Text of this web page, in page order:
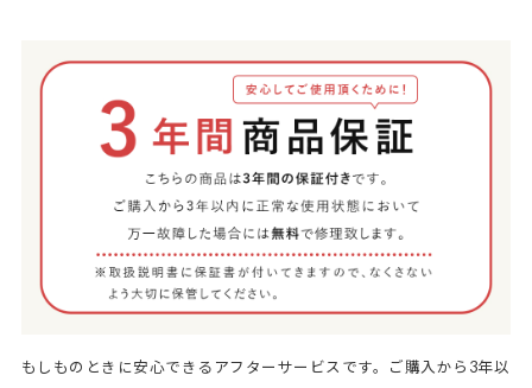
もしものときに安心できるアフターサービスです。ご購入から3年以